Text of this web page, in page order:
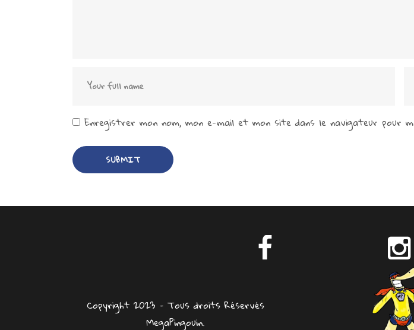
Enregistrer mon nom, mon e-mail et mon site dans le navigateur pour
Copyright 2023 – Tous droits Réservés
MegaPingouin.